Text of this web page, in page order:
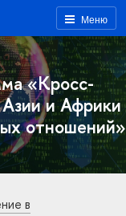
Меню
«Кросс-
Азии и Африки
отношений»
в